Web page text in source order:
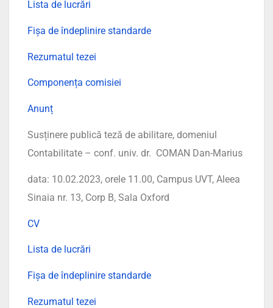
Lista de lucrări
Fișa de îndeplinire standarde
Rezumatul tezei
Componența comisiei
Anunț
Susținere publică teză de abilitare, domeniul
Contabilitate – conf. univ. dr. COMAN Dan-Marius
data: 10.02.2023, orele 11.00, Campus UVT, Aleea
Sinaia nr. 13, Corp B, Sala Oxford
CV
Lista de lucrări
Fișa de îndeplinire standarde
Rezumatul tezei